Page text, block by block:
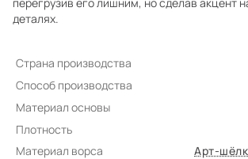
деталях.
Страна производства
Способ производства
Материал основы
Плотность
Материал ворса
Арт-шёлк